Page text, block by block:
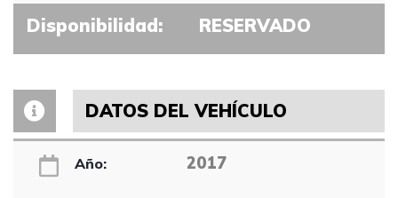
Disponibilidad: RESERVADO
DATOS DEL VEHÍCULO
Año: 2017